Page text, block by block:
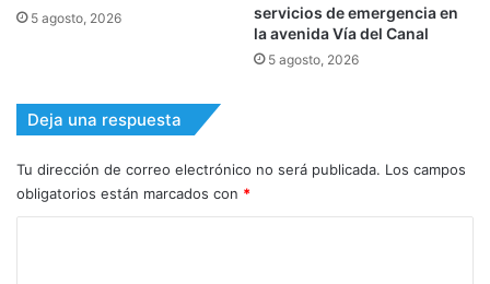
5 agosto, 2026
servicios de emergencia en
la avenida Vía del Canal
5 agosto, 2026
Deja una respuesta
Tu dirección de correo electrónico no será publicada. Los campos
obligatorios están marcados con *